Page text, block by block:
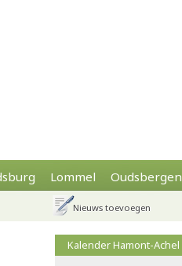
Lommel Oudsbergen
Nieuws toevoegen
Kalender Hamont-Achel